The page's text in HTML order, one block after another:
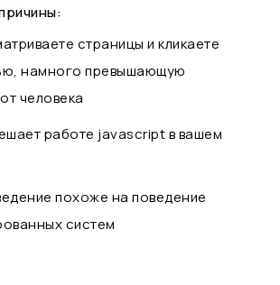
страницы и кликаете
намного превышающую
человека
работе javascript в вашем
похоже на поведение
систем